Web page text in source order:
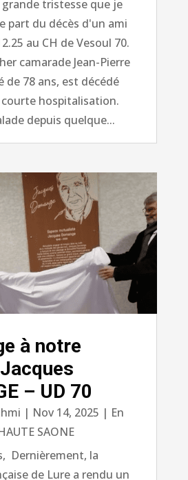
grande tristesse que je
part du décès d'un ami
au CH de Vesoul 70.
camarade Jean-Pierre
de 78 ans, est décédé
hospitalisation.
depuis quelque...
à notre
– UD 70
| Nov 14, 2025 | En
SAONE
Dernièrement, la
de Lure a rendu un